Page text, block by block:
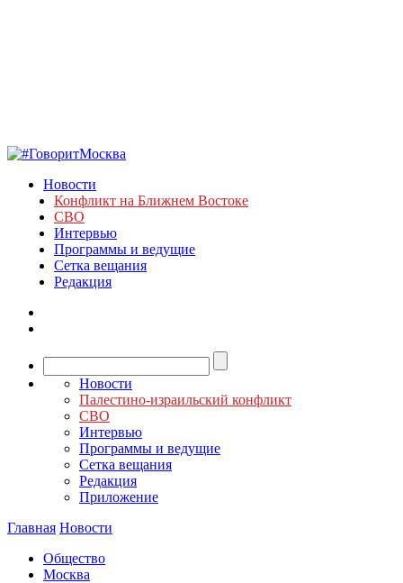
Новости
Конфликт на Ближнем Востоке
СВО
Интервью
Программы и ведущие
Сетка вещания
Редакция
Новости
Палестино-израильский конфликт
СВО
Интервью
Программы и ведущие
Сетка вещания
Редакция
Приложение
Главная Новости
Общество
Москва